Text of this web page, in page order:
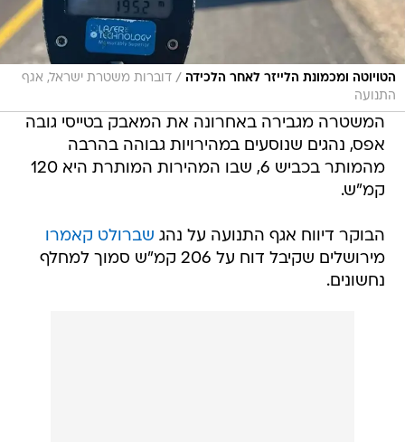
הטויוטה ומכמונת הלייזר לאחר הלכידה / דוברות משטרת ישראל, אגף
התנועה
המשטרה מגבירה באחרונה את המאבק בטייסי גובה
אפס, נהגים שנוסעים במהירויות גבוהה בהרבה
מהמותר בכביש 6, שבו המהירות המותרת היא 120
קמ"ש.
הבוקר דיווח אגף התנועה על נהג שברולט קאמרו
מירושלים שקיבל דוח על 206 קמ"ש סמוך למחלף
נחשונים.